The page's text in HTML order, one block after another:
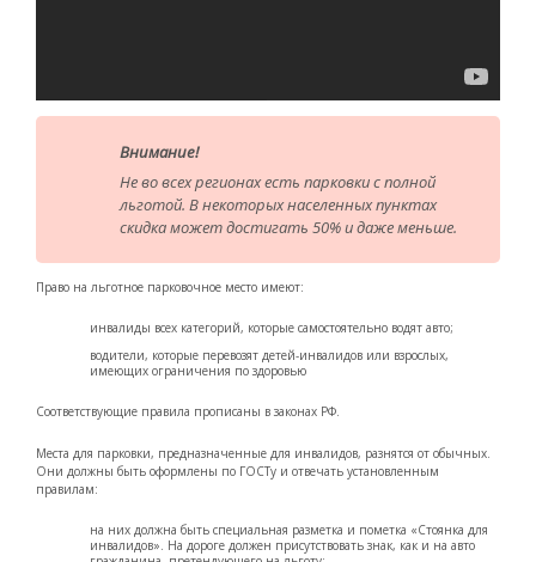
Внимание!
Не во всех регионах есть парковки с полной
льготой. В некоторых населенных пунктах
скидка может достигать 50% и даже меньше.
Право на льготное парковочное место имеют:
инвалиды всех категорий, которые самостоятельно водят авто;
водители, которые перевозят детей-инвалидов или взрослых,
имеющих ограничения по здоровью
Соответствующие правила прописаны в законах РФ.
Места для парковки, предназначенные для инвалидов, разнятся от обычных.
Они должны быть оформлены по ГОСТу и отвечать установленным
правилам:
на них должна быть специальная разметка и пометка «Стоянка для
инвалидов». На дороге должен присутствовать знак, как и на авто